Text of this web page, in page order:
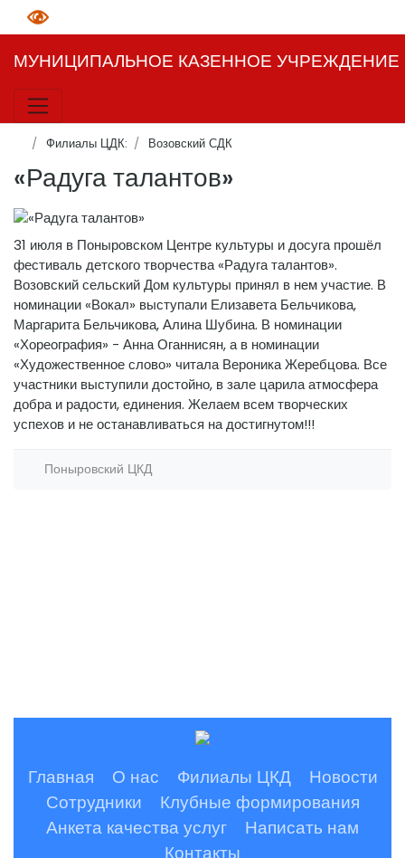
МУНИЦИПАЛЬНОЕ КАЗЕННОЕ УЧРЕЖДЕНИЕ
Филиалы ЦДК: Возовский СДК
«Радуга талантов»
31 июля в Поныровском Центре культуры и досуга прошёл
фестиваль детского творчества «Радуга талантов».
Возовский сельский Дом культуры принял в нем участие. В
номинации «Вокал» выступали Елизавета Бельчикова,
Маргарита Бельчикова, Алина Шубина. В номинации
«Хореография» - Анна Оганнисян, а в номинации
«Художественное слово» читала Вероника Жеребцова. Все
участники выступили достойно, в зале царила атмосфера
добра и радости, единения. Желаем всем творческих
успехов и не останавливаться на достигнутом!!!
Поныровский ЦКД
Главная О нас Филиалы ЦКД
Новости
Сотрудники
Клубные формирования
Анкета качества услуг
Написать нам
Контакты